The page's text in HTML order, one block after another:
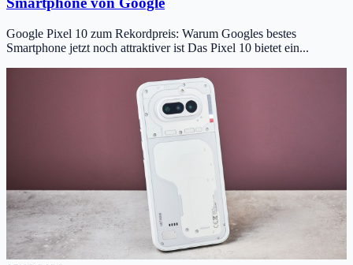
Google Pixel 10 zum Rekordpreis: Warum Googles bestes
Smartphone jetzt noch attraktiver ist Das Pixel 10 bietet ein...